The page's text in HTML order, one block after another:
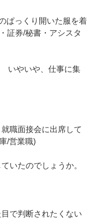
ぱっくり開いた服を着
証券/秘書・アシスタ
いやいや、仕事に集
職面接会に出席して
/営業職)
いたのでしょうか。
で判断されたくない